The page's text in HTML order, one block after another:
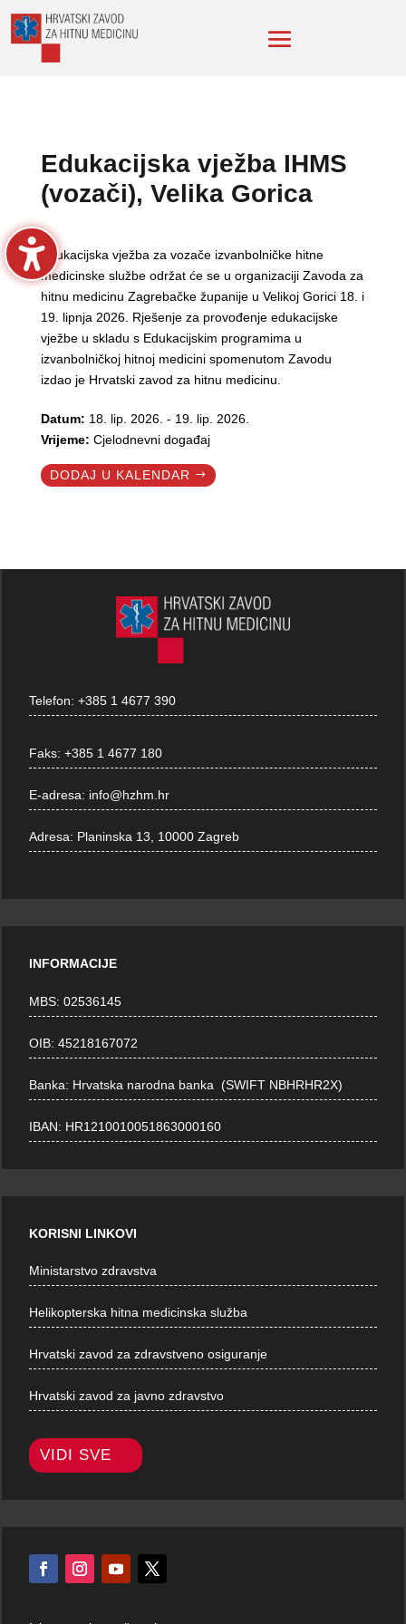
Edukacijska vježba IHMS
(vozači), Velika Gorica
Edukacijska vježba za vozače izvanbolničke hitne
medicinske službe održat će se u organizaciji Zavoda za
hitnu medicinu Zagrebačke županije u Velikoj Gorici 18. i
19. lipnja 2026. Rješenje za provođenje edukacijske
vježbe u skladu s Edukacijskim programima u
izvanbolničkoj hitnoj medicini spomenutom Zavodu
izdao je Hrvatski zavod za hitnu medicinu.
Datum: 18. lip. 2026. - 19. lip. 2026.
Vrijeme: Cjelodnevni događaj
DODAJ U KALENDAR
Telefon:+385 1 4677 390
Faks:+385 1 4677 180
E-adresa: info@hzhm.hr
Adresa: Planinska 13, 10000 Zagreb
INFORMACIJE
MBS: 02536145
OIB: 45218167072
Banka: Hrvatska narodna banka (SWIFT NBHRHR2X)
IBAN: HR1210010051863000160
KORISNI LINKOVI
Ministarstvo zdravstva
Helikopterska hitna medicinska služba
Hrvatski zavod za zdravstveno osiguranje
Hrvatski zavod za javno zdravstvo
VIDI SVE